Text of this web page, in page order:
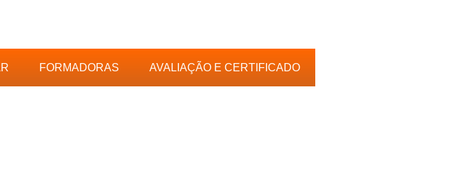
FORMADORAS AVALIAÇÃO E CERTIFICADO